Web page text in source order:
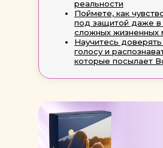
реальности
Поймете, как
под защитой даже в
сложных жизненных
Научитесь
голосу и
которые посылает